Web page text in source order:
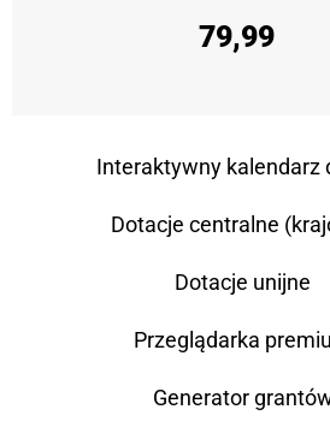
79,99
Interaktywny kalendarz
Dotacje centralne
Dotacje unijne
Przeglądarka
Generator